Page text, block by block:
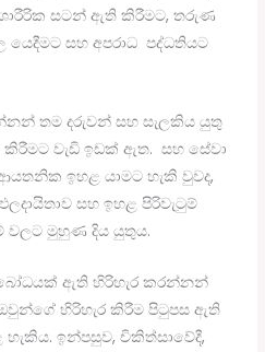
සටන් ඇති කිරීමට, තරුණ
යෙදීමට සහ අපරාධ පද්ධතියට
තම දරුවන් සහ සැලකිය යුතු
වැඩි ඉඩක් ඇත. සහ සේවා
ඉහළ යාමට හැකි වුවද,
සහ ඉහළ පිරිවැටුම්
වලට මුහුණ දිය යුතුය.
ඇති හිරිහැර කරන්නන්
හිරිහැර කිරීම පිටුපස ඇති
හැකිය. ඉන්පසුව, චිකිත්සාවේදී,